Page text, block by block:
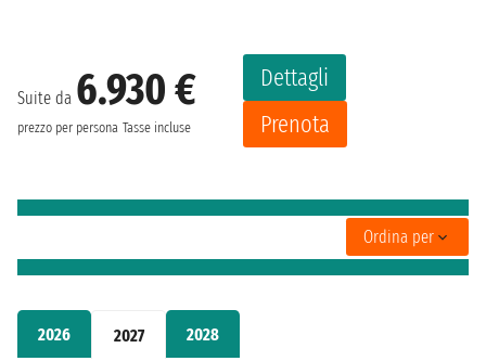
2026 2027 2028
Suite da 6.930 €
prezzo per persona Tasse incluse
Dettagli
Prenota
Ordina per